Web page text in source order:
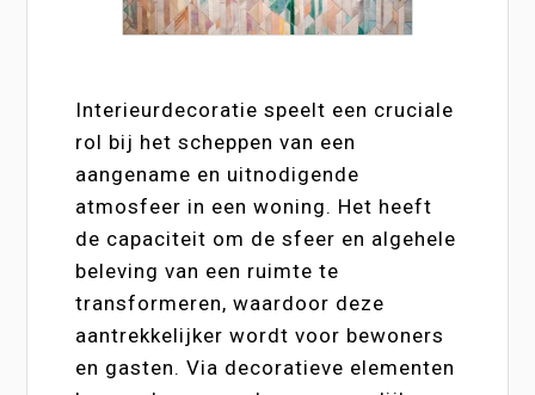
Interieurdecoratie speelt een cruciale
rol bij het scheppen van een
aangename en uitnodigende
atmosfeer in een woning. Het heeft
de capaciteit om de sfeer en algehele
beleving van een ruimte te
transformeren, waardoor deze
aantrekkelijker wordt voor bewoners
en gasten. Via decoratieve elementen